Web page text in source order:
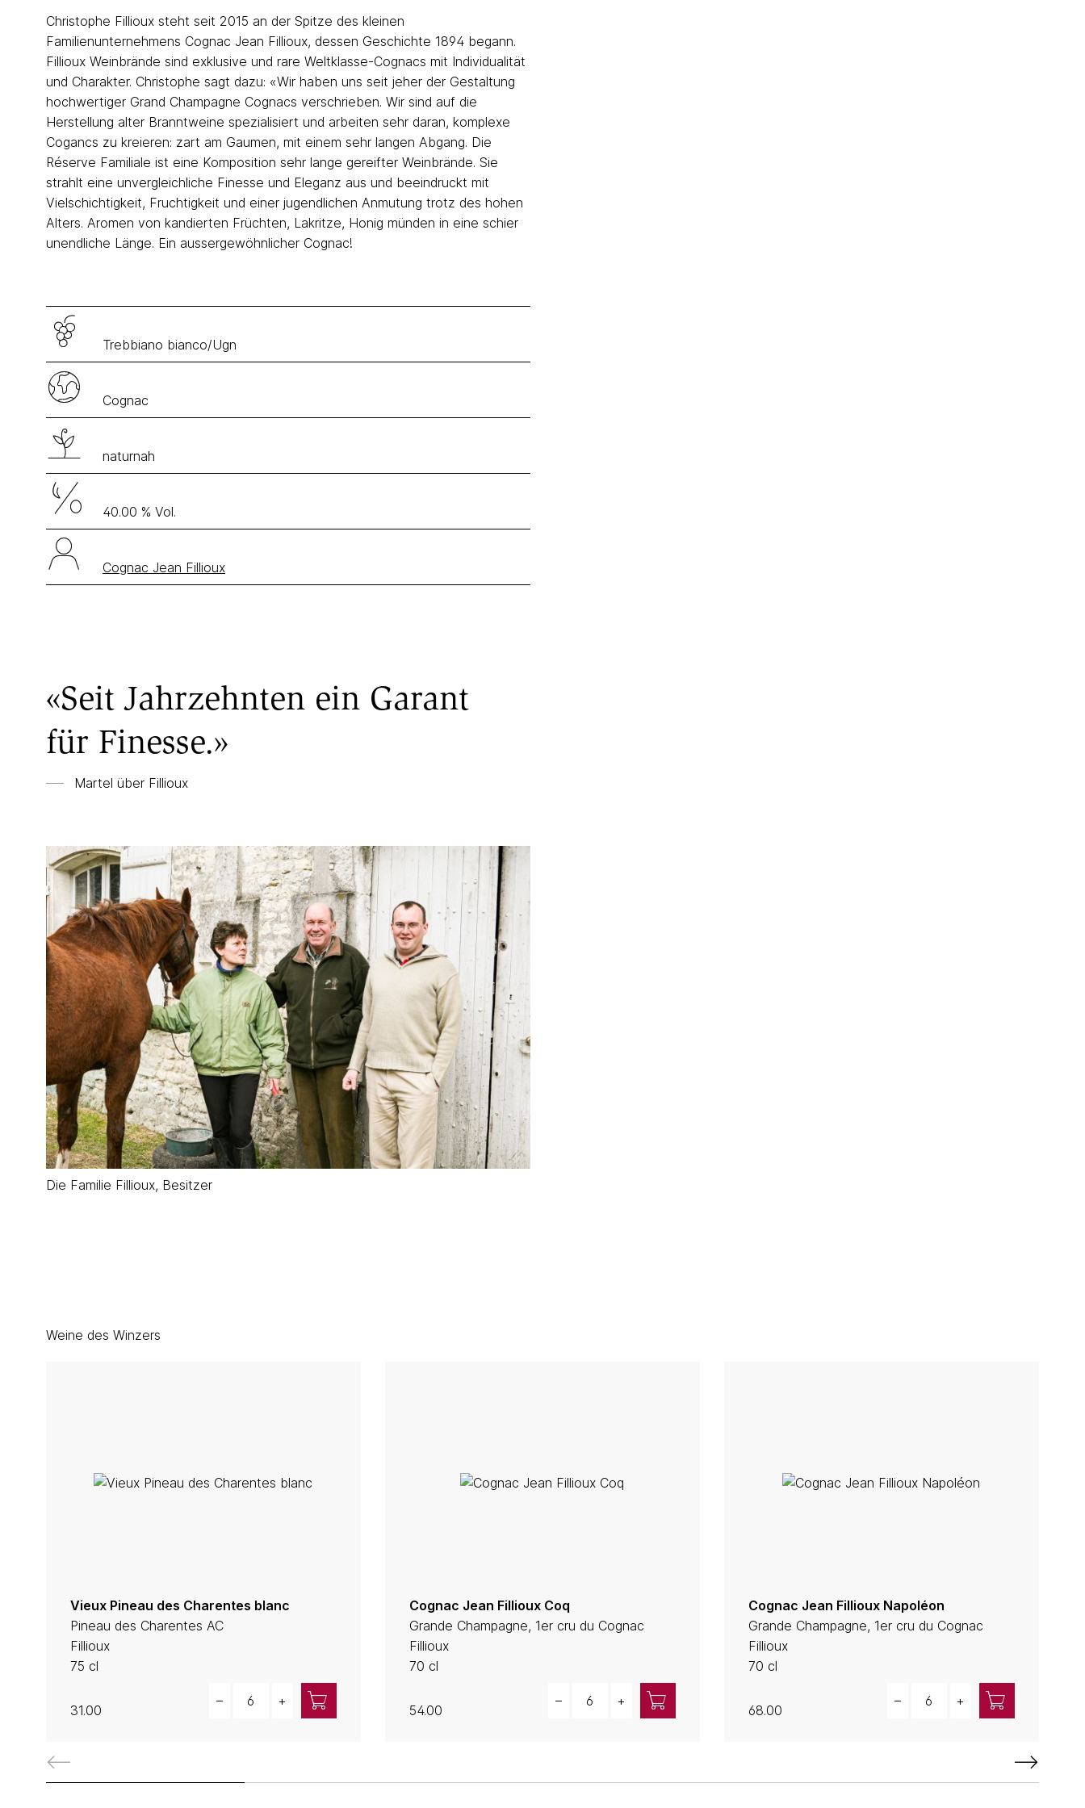
Christophe Fillioux steht seit 2015 an der Spitze des kleinen
Familienunternehmens Cognac Jean Fillioux, dessen Geschichte 1894 begann.
Fillioux Weinbrände sind exklusive und rare Weltklasse-Cognacs mit Individualität
und Charakter. Christophe sagt dazu: «Wir haben uns seit jeher der Gestaltung
hochwertiger Grand Champagne Cognacs verschrieben. Wir sind auf die
Herstellung alter Branntweine spezialisiert und arbeiten sehr daran, komplexe
Cogancs zu kreieren: zart am Gaumen, mit einem sehr langen Abgang. Die
Réserve Familiale ist eine Komposition sehr lange gereifter Weinbrände. Sie
strahlt eine unvergleichliche Finesse und Eleganz aus und beeindruckt mit
Vielschichtigkeit, Fruchtigkeit und einer jugendlichen Anmutung trotz des hohen
Alters. Aromen von kandierten Früchten, Lakritze, Honig münden in eine schier
unendliche Länge. Ein aussergewöhnlicher Cognac!
Trebbiano bianco/Ugn
Cognac
naturnah
40.00 % Vol.
Cognac Jean Fillioux
«Seit Jahrzehnten ein Garant
für Finesse.»
Martel über Fillioux
Die Familie Fillioux, Besitzer
Weine des Winzers
Vieux Pineau des Charentes blanc
Pineau des Charentes AC
Fillioux
75 cl
31.00
– +
Cognac Jean Fillioux Coq
Grande Champagne, 1er cru du Cognac
Fillioux
70 cl
54.00
– +
Cognac Jean Fillioux Napoléon
Grande Champagne, 1er cru du Cognac
Fillioux
70 cl
68.00
– +